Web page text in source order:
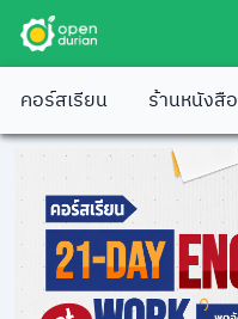
คอร์สเรียน ร้านหนังสือ